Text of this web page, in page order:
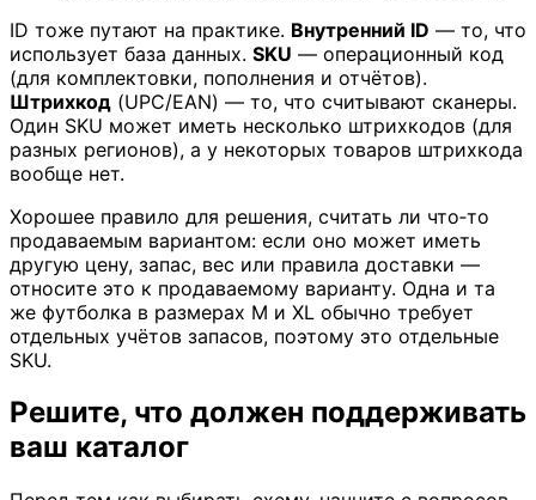
ID тоже путают на практике. Внутренний ID — то, что
использует база данных. SKU — операционный код
(для комплектовки, пополнения и отчётов).
Штрихкод (UPC/EAN) — то, что считывают сканеры.
Один SKU может иметь несколько штрихкодов (для
разных регионов), а у некоторых товаров штрихкода
вообще нет.
Хорошее правило для решения, считать ли что‑то
продаваемым вариантом: если оно может иметь
другую цену, запас, вес или правила доставки —
относите это к продаваемому варианту. Одна и та
же футболка в размерах M и XL обычно требует
отдельных учётов запасов, поэтому это отдельные
SKU.
Решите, что должен поддерживать
ваш каталог